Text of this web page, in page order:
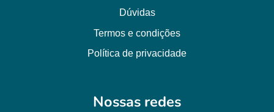
Dúvidas
Termos e condições
Política de privacidade
Nossas redes